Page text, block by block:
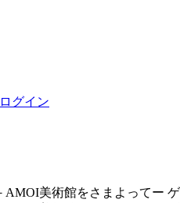
ログイン